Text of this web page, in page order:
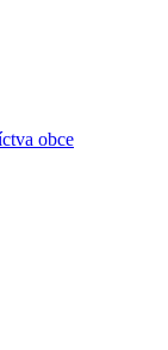
obce